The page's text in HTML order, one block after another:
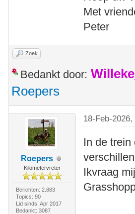
Met
Peter
Zoek
Bedankt door:
Roepers
Roepers
Kilometervreter
Berichten: 2.883
Topics: 90
Lid sinds: Apr 2017
Bedankt: 3087
18-Feb-
In de
Ikvraag